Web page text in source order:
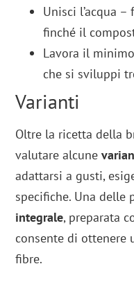
Unisci l’acqua
finché il
Lavora il
che si sviluppi
Varianti
Oltre la ricetta della
valutare alcune
adattarsi a gusti,
specifiche. Una delle
integrale, preparata
consente di ottenere
fibre.